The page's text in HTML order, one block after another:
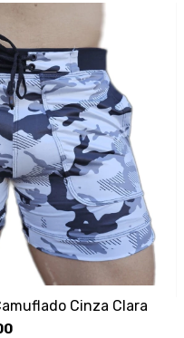
Cinza Clara